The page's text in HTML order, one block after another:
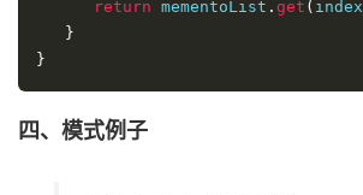
return mementoList . get ( index
}
}
四、模式例子